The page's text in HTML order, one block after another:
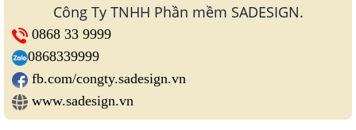
Công Ty TNHH Phần mềm SADESIGN.
0868 33 9999
0868339999
fb.com/congty.sadesign.vn
www.sadesign.vn